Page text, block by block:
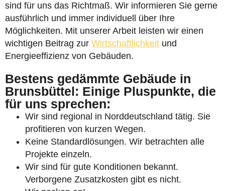
sind für uns das Richtmaß. Wir informieren Sie gerne
ausführlich und immer individuell über Ihre
Möglichkeiten. Mit unserer Arbeit leisten wir einen
wichtigen Beitrag zur Wirtschaftlichkeit und
Energieeffizienz von Gebäuden.
Bestens gedämmte Gebäude in
Brunsbüttel: Einige Pluspunkte, die
für uns sprechen:
Wir sind regional in Norddeutschland tätig. Sie
profitieren von kurzen Wegen.
Keine Standardlösungen. Wir betrachten alle
Projekte einzeln.
Wir sind für gute Konditionen bekannt.
Verborgene Zusatzkosten gibt es nicht.